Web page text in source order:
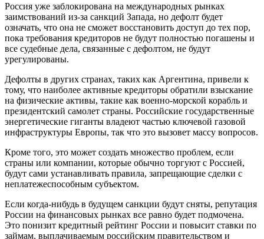
Россия уже заблокирована на международных рынках
заимствований из-за санкций Запада, но дефолт будет
означать, что она не сможет восстановить доступ до тех пор,
пока требования кредиторов не будут полностью погашены и
все судебные дела, связанные с дефолтом, не будут
урегулированы.
Дефолты в других странах, таких как Аргентина, привели к
тому, что наиболее активные кредиторы обратили взыскание
на физические активы, такие как военно-морской корабль и
президентский самолет страны. Российские государственные
энергетические гиганты владеют частью ключевой газовой
инфраструктуры Европы, так что это вызовет массу вопросов.
Кроме того, это может создать множество проблем, если
страны или компании, которые обычно торгуют с Россией,
будут сами устанавливать правила, запрещающие сделки с
неплатежеспособным субъектом.
Если когда-нибудь в будущем санкции будут сняты, репутация
России на финансовых рынках все равно будет подмочена.
Это понизит кредитный рейтинг России и повысит ставки по
займам, выплачиваемым российским правительством и